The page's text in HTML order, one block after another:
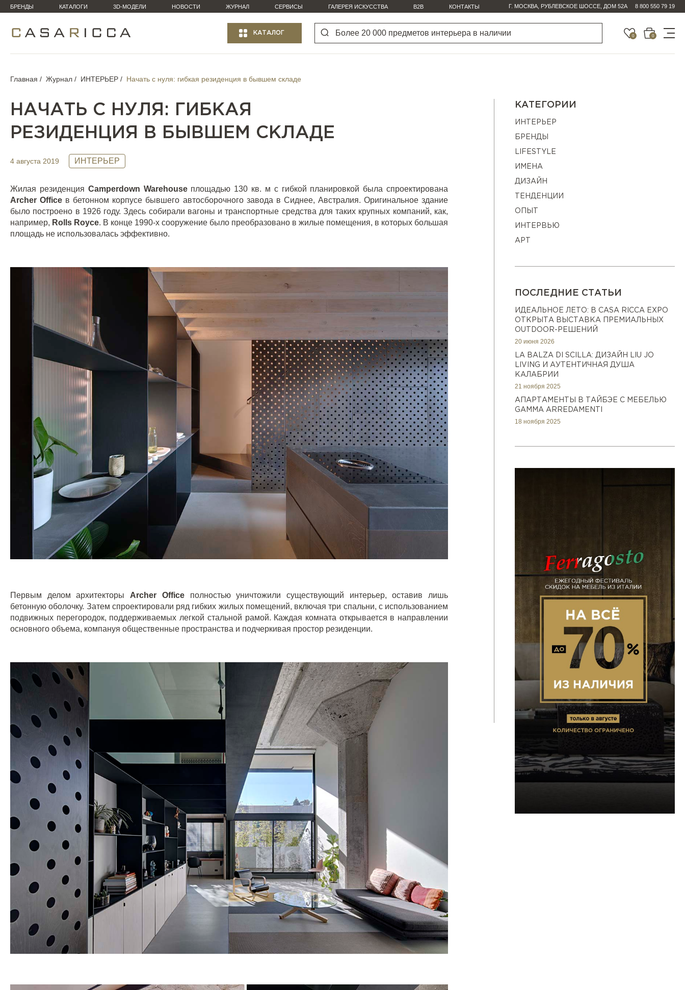
БРЕНДЫ КАТАЛОГИ 3D-МОДЕЛИ НОВОСТИ ЖУРНАЛ СЕРВИСЫ ГАЛЕРЕЯ ИСКУССТВА B2B КОНТАКТЫ Г. МОСКВА, РУБЛЕВСКОЕ ШОССЕ, ДОМ 52А 8 800 550 79 19
КАТАЛОГ 0 0
Главная Журнал ИНТЕРЬЕР Начать с нуля: гибкая резиденция в бывшем складе
НАЧАТЬ С НУЛЯ: ГИБКАЯ
РЕЗИДЕНЦИЯ В БЫВШЕМ СКЛАДЕ
4 августа 2019 ИНТЕРЬЕР
Жилая резиденция Camperdown Warehouse площадью 130 кв. м с гибкой планировкой была спроектирована
Archer Office в бетонном корпусе бывшего автосборочного завода в Сиднее, Австралия. Оригинальное здание
было построено в 1926 году. Здесь собирали вагоны и транспортные средства для таких крупных компаний, как,
например, Rolls Royce. В конце 1990-х сооружение было преобразовано в жилые помещения, в которых большая
площадь не использовалась эффективно.
Первым делом архитекторы Archer Office
полностью уничтожили существующий интерьер, оставив лишь
бетонную оболочку. Затем спроектировали ряд гибких жилых помещений, включая три спальни, с использованием
подвижных перегородок, поддерживаемых легкой стальной рамой. Каждая комната открывается в направлении
основного объема, компануя общественные пространства и подчеркивая простор резиденции.
КАТЕГОРИИ
ИНТЕРЬЕР
БРЕНДЫ
LIFESTYLE
ИМЕНА
ДИЗАЙН
ТЕНДЕНЦИИ
ОПЫТ
ИНТЕРВЬЮ
АРТ
ПОСЛЕДНИЕ СТАТЬИ
ИДЕАЛЬНОЕ ЛЕТО: В CASA RICCA EXPO
ОТКРЫТА ВЫСТАВКА ПРЕМИАЛЬНЫХ
OUTDOOR-РЕШЕНИЙ
20 июня 2026
LA BALZA DI SCILLA: ДИЗАЙН LIU JO
LIVING И АУТЕНТИЧНАЯ ДУША
КАЛАБРИИ
21 ноября 2025
АПАРТАМЕНТЫ В ТАЙБЭЕ С МЕБЕЛЬЮ
GAMMA ARREDAMENTI
18 ноября 2025